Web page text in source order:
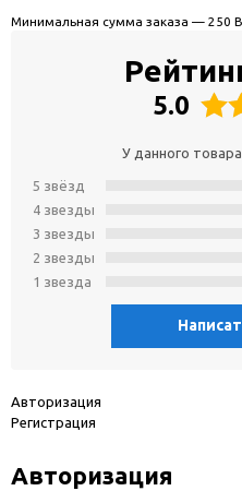
Минимальная сумма заказа — 250
5.0
У данного
5 звёзд
4 звeзды
3 звeзды
2 звeзды
1 звeзда
Авторизация
Регистрация
Авторизация